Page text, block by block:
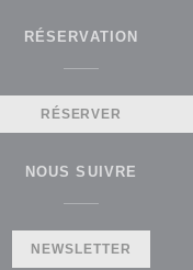
RÉSERVATION
RÉSERVER
NOUS SUIVRE
NEWSLETTER